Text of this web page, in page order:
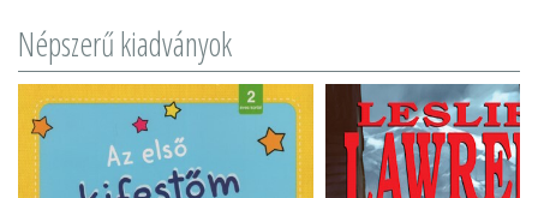
Népszerű kiadványok